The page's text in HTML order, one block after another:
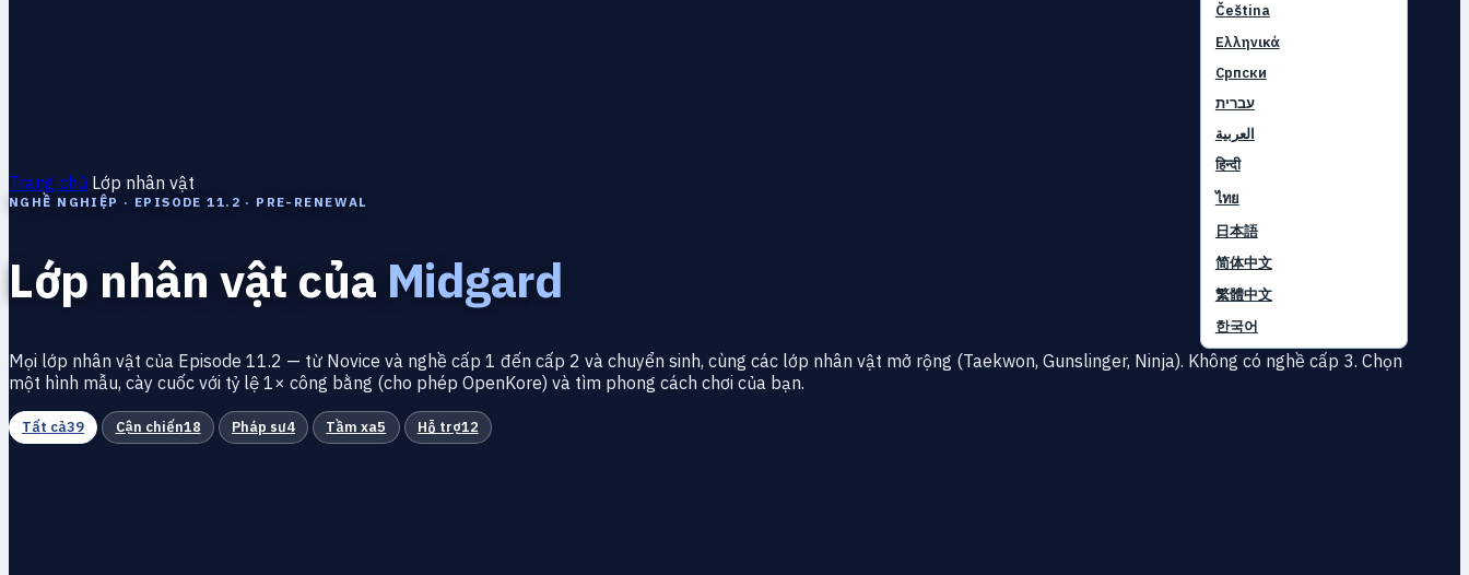
Čeština
Ελληνικά
Српски
עברית
العربية
हिन्दी
ไทย
日本語
简体中文
繁體中文
한국어
Trang chủ Lớp nhân vật
NGHỀ NGHIỆP · EPISODE 11.2 · PRE-RENEWAL
Lớp nhân vật của Midgard
Mọi lớp nhân vật của Episode 11.2 — từ Novice và nghề cấp 1 đến cấp 2 và chuyển sinh, cùng các lớp nhân vật mở rộng (Taekwon, Gunslinger, Ninja). Không có nghề cấp 3. Chọn
một hình mẫu, cày cuốc với tỷ lệ 1× công bằng (cho phép OpenKore) và tìm phong cách chơi của bạn.
Tất cả39 Cận chiến18 Pháp sư4 Tầm xa5 Hỗ trợ12